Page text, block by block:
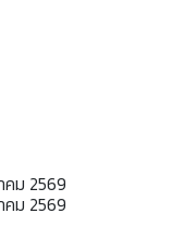
ม 2569
ม 2569